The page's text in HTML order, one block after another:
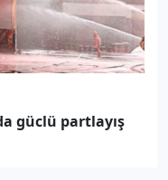
güclü partlayış